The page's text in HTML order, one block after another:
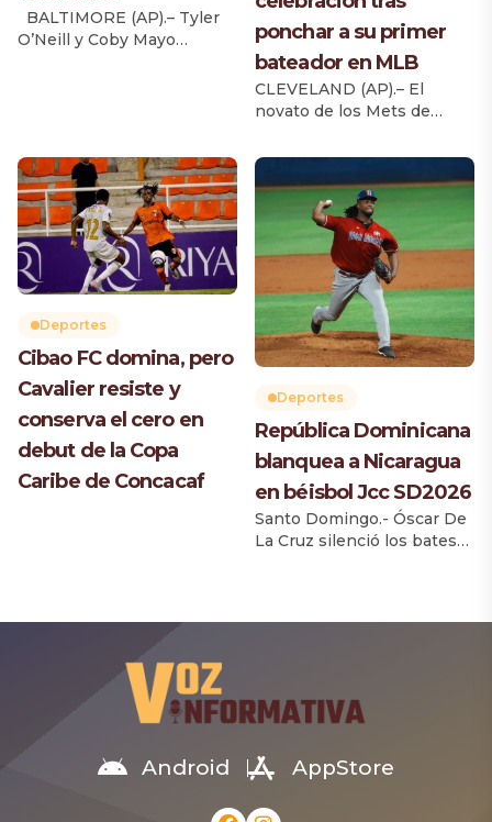
BALTIMORE (AP).– Tyler
O’Neill y Coby Mayo
séptimo episodio y los
Orioles de Baltimore
derrotaron 5-2 a los Angels
de Los Ángeles la noche
del miércoles. Leody
Taveras agregó un jonrón
bateador […]
ponchar a su primer
bateador en MLB
CLEVELAND (AP).– El
novato de los Mets de
con las piernas abiertas,
aterrizó frente al montículo
y golpeó el césped con la
mano izquierda mientras
apoyaba brevemente una
rodilla en el terreno. Fue
una efusiva celebración del
zurdo de 29 años después
de ponchar al primer
bateador que enfrentó en
Deportes
Cibao FC domina, pero
Cavalier resiste y
conserva el cero en
debut de la Copa
Caribe de Concacaf
Deportes
República Dominicana
blanquea a Nicaragua
en béisbol Jcc SD2026
Santo Domingo.- Óscar De
La Cruz silenció los bates
conducir la República
correspondiente al torneo
Centroamericanos y del
Caribe 2026. Tras la
jornada, Panamá encabeza
Android AppStore